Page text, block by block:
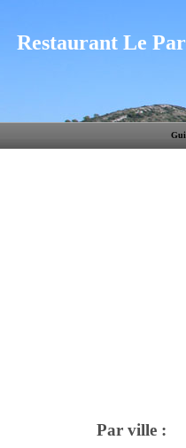
Restaurant Le
Par ville :